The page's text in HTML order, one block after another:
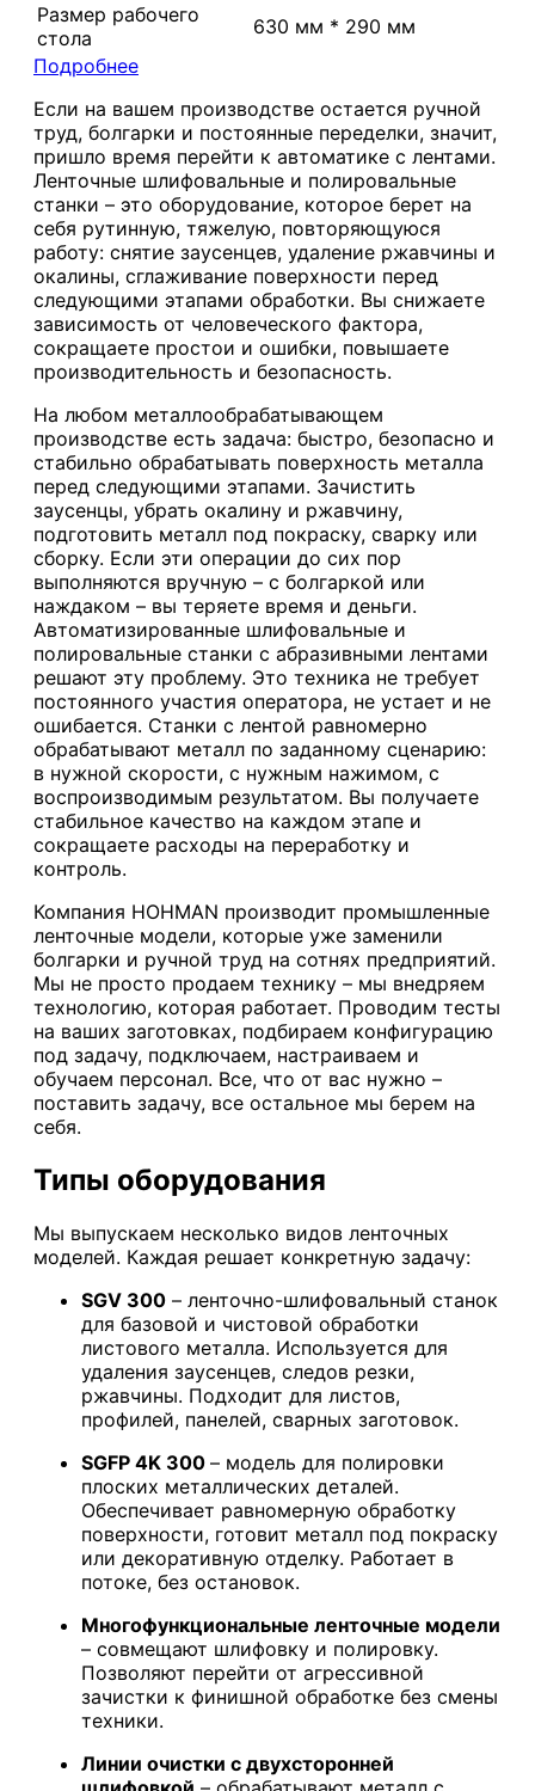
Размер рабочего
стола
630 мм * 290 мм
Подробнее
Если на вашем производстве остается ручной
труд, болгарки и постоянные переделки, значит,
пришло время перейти к автоматике с лентами.
Ленточные шлифовальные и полировальные
станки – это оборудование, которое берет на
себя рутинную, тяжелую, повторяющуюся
работу: снятие заусенцев, удаление ржавчины и
окалины, сглаживание поверхности перед
следующими этапами обработки. Вы снижаете
зависимость от человеческого фактора,
сокращаете простои и ошибки, повышаете
производительность и безопасность.
На любом металлообрабатывающем
производстве есть задача: быстро, безопасно и
стабильно обрабатывать поверхность металла
перед следующими этапами. Зачистить
заусенцы, убрать окалину и ржавчину,
подготовить металл под покраску, сварку или
сборку. Если эти операции до сих пор
выполняются вручную – с болгаркой или
наждаком – вы теряете время и деньги.
Автоматизированные шлифовальные и
полировальные станки с абразивными лентами
решают эту проблему. Это техника не требует
постоянного участия оператора, не устает и не
ошибается. Станки с лентой равномерно
обрабатывают металл по заданному сценарию:
в нужной скорости, с нужным нажимом, с
воспроизводимым результатом. Вы получаете
стабильное качество на каждом этапе и
сокращаете расходы на переработку и
контроль.
Компания HOHMAN производит промышленные
ленточные модели, которые уже заменили
болгарки и ручной труд на сотнях предприятий.
Мы не просто продаем технику – мы внедряем
технологию, которая работает. Проводим тесты
на ваших заготовках, подбираем конфигурацию
под задачу, подключаем, настраиваем и
обучаем персонал. Все, что от вас нужно –
поставить задачу, все остальное мы берем на
себя.
Типы оборудования
Мы выпускаем несколько видов ленточных
моделей. Каждая решает конкретную задачу:
SGV 300 – ленточно-шлифовальный станок
для базовой и чистовой обработки
листового металла. Используется для
удаления заусенцев, следов резки,
ржавчины. Подходит для листов,
профилей, панелей, сварных заготовок.
SGFP 4K 300 – модель для полировки
плоских металлических деталей.
Обеспечивает равномерную обработку
поверхности, готовит металл под покраску
или декоративную отделку. Работает в
потоке, без остановок.
Многофункциональные ленточные модели
– совмещают шлифовку и полировку.
Позволяют перейти от агрессивной
зачистки к финишной обработке без смены
техники.
Линии очистки с двухсторонней